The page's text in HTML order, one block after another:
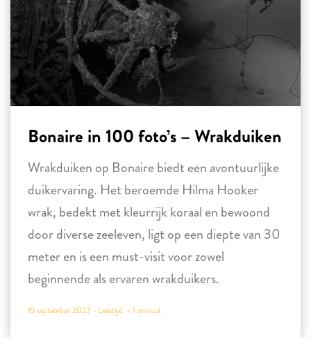
Bonaire in 100 foto’s – Wrakduiken
Wrakduiken op Bonaire biedt een avontuurlijke
duikervaring. Het beroemde Hilma Hooker
wrak, bedekt met kleurrijk koraal en bewoond
door diverse zeeleven, ligt op een diepte van 30
meter en is een must-visit voor zowel
beginnende als ervaren wrakduikers.
15 september 2023 - Leestijd: < 1 minuut